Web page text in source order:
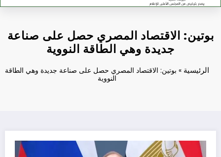
بوتين: الاقتصاد المصري حصل على صناعة
جديدة وهي الطاقة النووية
الرئيسية » بوتين: الاقتصاد المصري حصل على صناعة جديدة وهي الطاقة
النووية